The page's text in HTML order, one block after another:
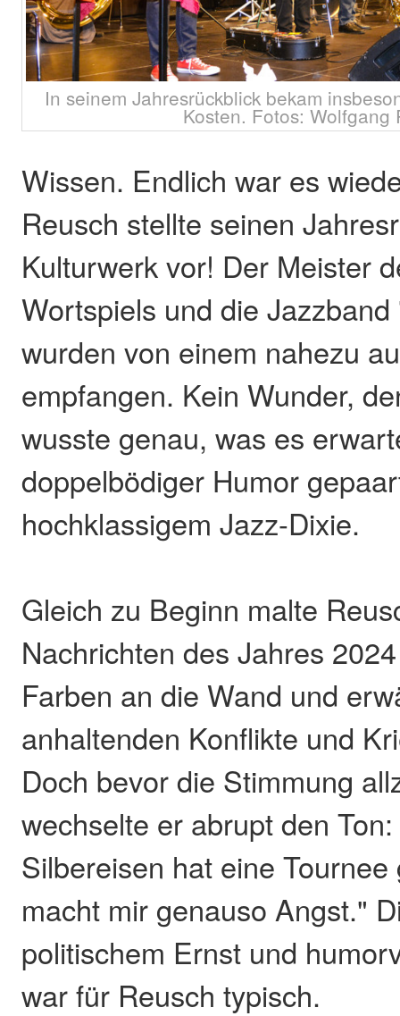
In seinem Jahresrückblick bekam
Kosten. Fotos: Wolfgang
Wissen. Endlich war es
Reusch stellte seinen
Kulturwerk vor! Der Meister
Wortspiels und die
wurden von einem nahezu
empfangen. Kein Wunder,
wusste genau, was es
doppelbödiger Humor
hochklassigem Jazz-Dixie.
Gleich zu Beginn malte
Nachrichten des Jahres
Farben an die Wand und
anhaltenden Konflikte und
Doch bevor die Stimmung
wechselte er abrupt den
Silbereisen hat eine
macht mir genauso Angst."
politischem Ernst und
war für Reusch typisch.